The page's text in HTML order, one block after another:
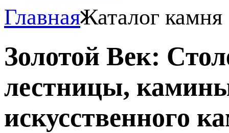
ГлавнаяКаталог камня
Золотой Век:
лестницы,
искусственного